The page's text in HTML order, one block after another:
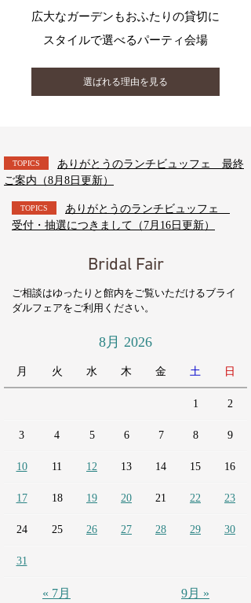
広大なガーデンもおふたりの貸切に
スタイルで選べるパーティ会場
選ばれる理由を見る
TOPICS
ありがとうのランチビュッフェ 最終
ご案内（8月8日更新）
TOPICS
ありがとうのランチビュッフェ
受付・抽選につきまして（7月16日更新）
Bridal Fair
ご相談はゆったりと館内をご覧いただけるブライ
ダルフェアをご利用ください。
8月 2026
月 火 水 木 金 土 日
1 2
3 4 5 6 7 8 9
10 11 12 13 14 15 16
17 18 19 20 21 22 23
24 25 26 27 28 29 30
31
« 7月 9月 »